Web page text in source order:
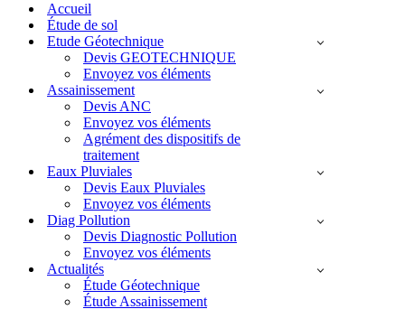
navigationAccueil
Étude de sol
Etude Géotechnique
Devis GEOTECHNIQUE
Envoyez vos éléments
Assainissement
Devis ANC
Envoyez vos éléments
Agrément des dispositifs de
traitement
Eaux Pluviales
Devis Eaux Pluviales
Envoyez vos éléments
Diag Pollution
Devis Diagnostic Pollution
Envoyez vos éléments
Actualités
Étude Géotechnique
Étude Assainissement